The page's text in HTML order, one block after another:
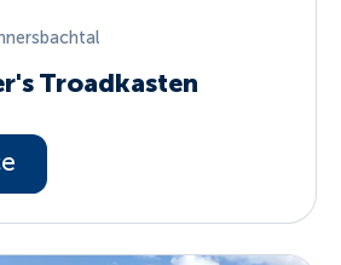
Troadkasten